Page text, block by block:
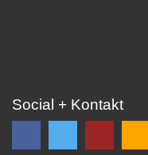
Social + Kontakt